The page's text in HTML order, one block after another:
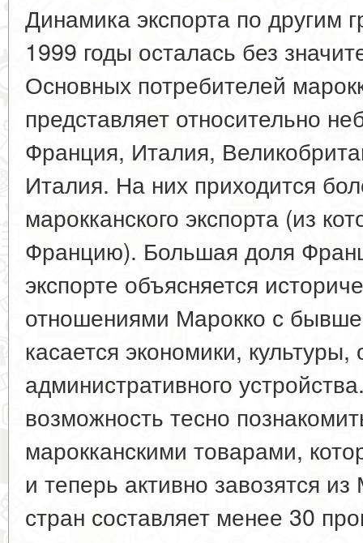
Динамика экспорта по другим
1999 годы осталась без
Основных потребителей
представляет относительно
Франция, Италия,
Италия. На них приходится
марокканского экспорта (из
Францию). Большая доля
экспорте объясняется
отношениями Марокко с
касается экономики,
административного
возможность тесно
марокканскими товарами,
и теперь активно завозятся
стран составляет менее 30